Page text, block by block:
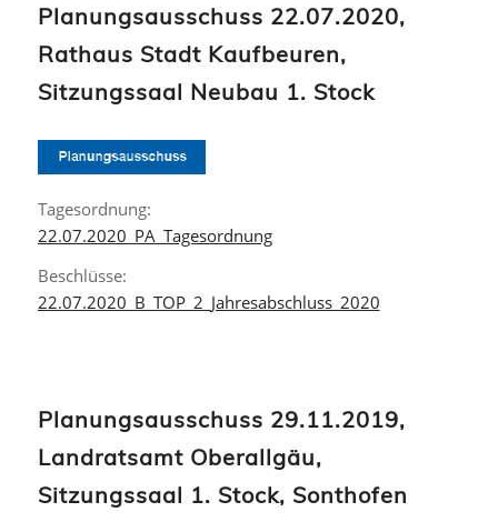
Planungsausschuss 22.07.2020,
Rathaus Stadt Kaufbeuren,
Sitzungssaal Neubau 1. Stock
Tagesordnung:
22.07.2020_PA_Tagesordnung
Beschlüsse:
22.07.2020_B_TOP_2_Jahresabschluss_2020
Planungsausschuss 29.11.2019,
Landratsamt Oberallgäu,
Sitzungssaal 1. Stock, Sonthofen